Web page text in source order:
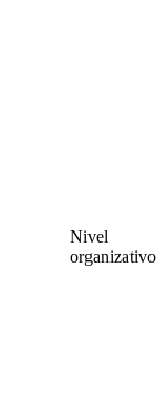
Nivel
organizativo